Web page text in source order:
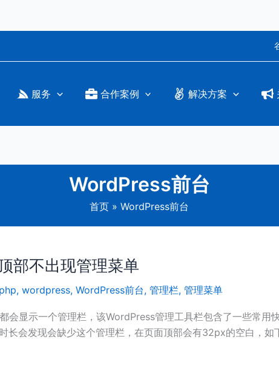
服务 合作案例 解决方案
WordPress前台
首页 WordPress前台
部不出现管理菜单
, wordpress, WordPress前台, 管理栏, 管理菜单
会显示一个管理栏，该WordPress管理工具栏包含了一些常用
长会发现会缺少这个管理栏，在页面顶部会有32px的空白，如